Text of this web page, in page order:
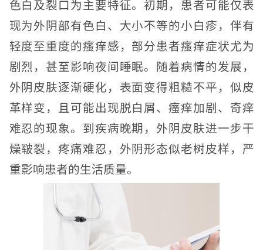
色白及裂口为主要特征。初期，患者可能仅表
现为外阴部有色白、大小不等的小白疹，伴有
轻度至重度的瘙痒感，部分患者瘙痒症状尤为
剧烈，甚至影响夜间睡眠。随着病情的发展，
外阴皮肤逐渐硬化，表面变得粗糙不平，似皮
革样变，且可能出现脱白屑、瘙痒加剧、奇痒
难忍的现象。到疾病晚期，外阴皮肤进一步干
燥皲裂，疼痛难忍，外阴形态似老树皮样，严
重影响患者的生活质量。